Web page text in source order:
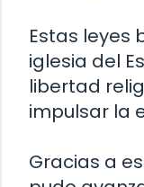
Estas leyes
iglesia del
libertad
impulsar la
Gracias a